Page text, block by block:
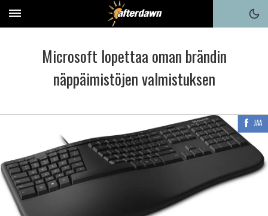
Microsoft lopettaa oman brändin
näppäimistöjen valmistuksen
JAA